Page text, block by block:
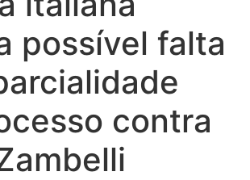
possível falta
contra